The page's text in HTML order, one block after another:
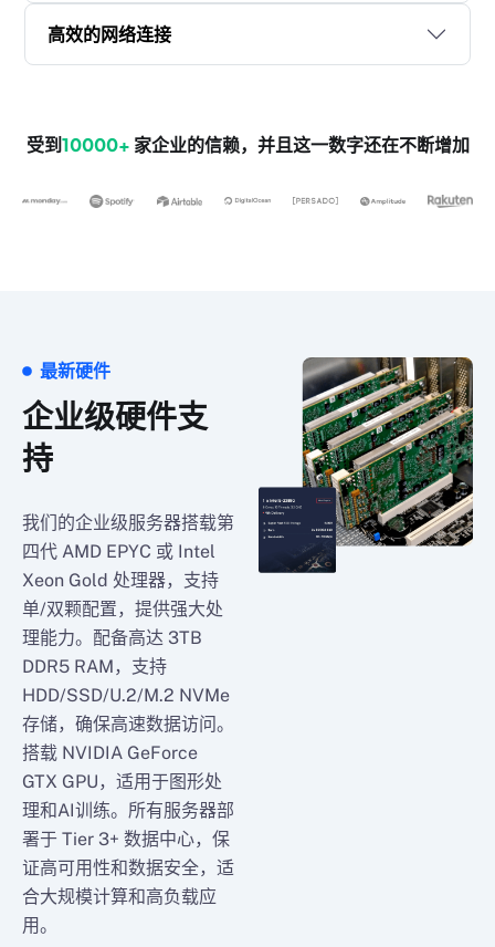
高效的网络连接
受到10000+ 家企业的信赖，并且这一数字还在不断增加
最新硬件
企业级硬件支
持
我们的企业级服务器搭载第
四代 AMD EPYC 或 Intel
Xeon Gold 处理器，支持
单/双颗配置，提供强大处
理能力。配备高达 3TB
DDR5 RAM，支持
HDD/SSD/U.2/M.2 NVMe
存储，确保高速数据访问。
搭载 NVIDIA GeForce
GTX GPU，适用于图形处
理和AI训练。所有服务器部
署于 Tier 3+ 数据中心，保
证高可用性和数据安全，适
合大规模计算和高负载应
用。